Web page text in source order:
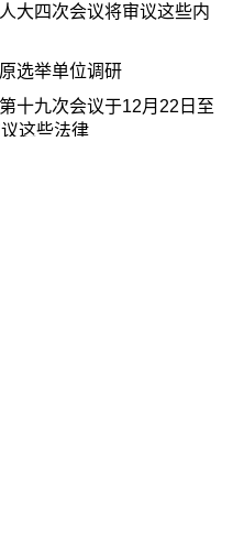
大四次会议将审议这些内
选举单位调研
十九次会议于12月22日至
这些法律